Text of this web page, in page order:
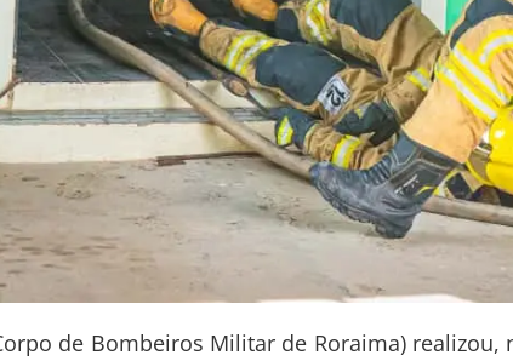
de Bombeiros Militar de Roraima)